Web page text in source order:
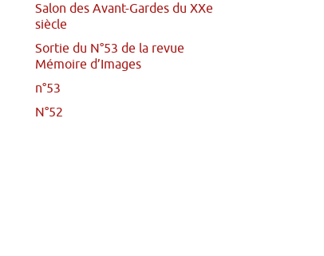
Salon des Avant-Gardes du XXe
siècle
Sortie du N°53 de la revue
Mémoire d’Images
n°53
N°52